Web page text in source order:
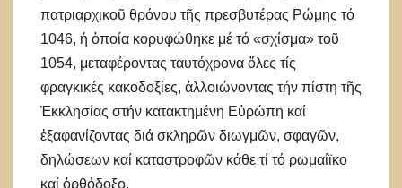
πατριαρχικοῦ θρόνου τῆς πρεσβυτέρας Ρώμης τό
1046, ἡ ὁποία κορυφώθηκε μέ τό «σχίσμα» τοῦ
1054, μεταφέροντας ταυτόχρονα ὅλες τίς
φραγκικές κακοδοξίες, ἀλλοιώνοντας τήν πίστη τῆς
Ἐκκλησίας στήν κατακτημένη Εὐρώπη καί
ἐξαφανίζοντας διά σκληρῶν διωγμῶν, σφαγῶν,
δηλώσεων καί καταστροφῶν κάθε τί τό ρωμαίϊκο
καί ὀρθόδοξο.